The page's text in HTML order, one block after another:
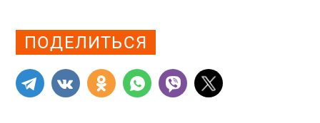
ПОДЕЛИТЬСЯ